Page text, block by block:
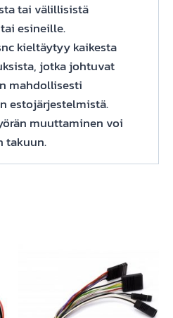
tai välillisistä
esineille.
kieltäytyy kaikesta
jotka johtuvat
mahdollisesti
estojärjestelmistä.
muuttaminen voi
takuun.